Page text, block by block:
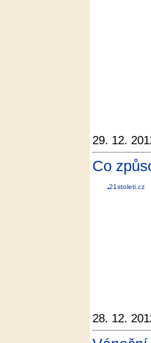
29. 12.
Co
21stoleti.cz
28. 12.